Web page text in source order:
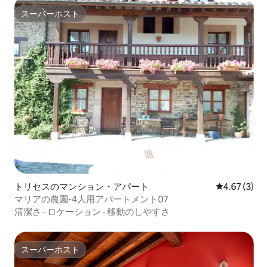
スーパーホスト
スーパーホスト
トリセスのマンション・アパート レビュー3
4.67 (3)
マリアの農園-4人用アパートメント07
清潔さ · ロケーション · 移動のしやすさ
スーパーホスト
スーパーホスト